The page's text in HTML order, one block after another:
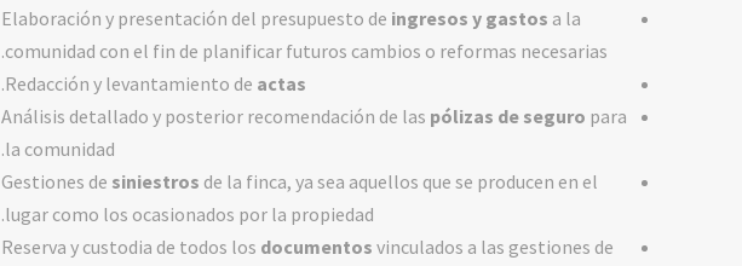
Elaboración y presentación del presupuesto de ingresos y gastos a la
comunidad con el fin de planificar futuros cambios o reformas necesarias.
Redacción y levantamiento de actas
.
Análisis detallado y posterior recomendación de las pólizas de seguro para
la comunidad.
Gestiones de siniestros de la finca, ya sea aquellos que se producen en el
lugar como los ocasionados por la propiedad.
Reserva y custodia de todos los documentos vinculados a las gestiones de